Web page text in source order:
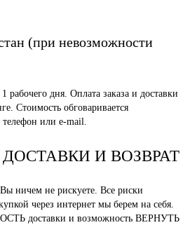
(при невозможности
рабочего дня. Оплата заказа и доставки
Стоимость обговаривается
телефон или e-mail.
И ВОЗВРАТ
ничем не рискуете. Все риски
через интернет мы берем на себя.
доставки и возможность ВЕРНУТЬ